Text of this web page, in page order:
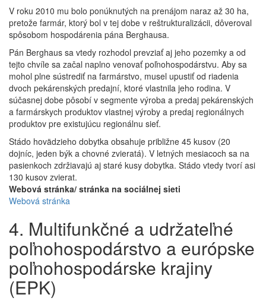
V roku 2010 mu bolo ponúknutých na prenájom naraz až 30 ha,
pretože farmár, ktorý bol v tej dobe v reštrukturalizácii, dôveroval
spôsobom hospodárenia pána Berghausa.
Pán Berghaus sa vtedy rozhodol prevziať aj jeho pozemky a od
tejto chvíle sa začal naplno venovať poľnohospodárstvu. Aby sa
mohol plne sústrediť na farmárstvo, musel upustiť od riadenia
dvoch pekárenských predajní, ktoré vlastnila jeho rodina. V
súčasnej dobe pôsobí v segmente výroba a predaj pekárenských
a farmárskych produktov vlastnej výroby a predaj regionálnych
produktov pre existujúcu regionálnu sieť.
Stádo hovädzieho dobytka obsahuje približne 45 kusov (20
dojníc, jeden býk a chovné zvieratá). V letných mesiacoch sa na
pasienkoch zdržiavajú aj staré kusy dobytka. Stádo vtedy tvorí asi
130 kusov zvierat.
Webová stránka/ stránka na sociálnej sieti
Webová stránka
4. Multifunkčné a udržateľné
poľnohospodárstvo a európske
poľnohospodárske krajiny
(EPK)